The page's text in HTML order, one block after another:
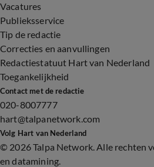
Vacatures
Publieksservice
Tip de redactie
Correcties en aanvullingen
Redactiestatuut Hart van Nederland
Toegankelijkheid
Contact met de redactie
020-8007777
hart@talpanetwork.com
Volg Hart van Nederland
© 2026 Talpa Network. Alle rechten
en datamining.